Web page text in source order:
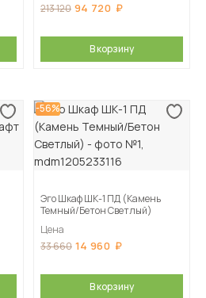
213 120 94 720
В корзину
-56%
Эго Шкаф ШК-1 ПД (Камень
Темный/Бетон Светлый)
Цена
33 660 14 960
В корзину